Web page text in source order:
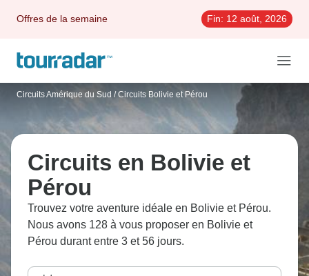
Offres de la semaine Fin: 12 août, 2026
Circuits Amérique du Sud / Circuits Bolivie et Pérou
Circuits en Bolivie et
Pérou
Trouvez votre aventure idéale en Bolivie et Pérou.
Nous avons 128 à vous proposer en Bolivie et
Pérou durant entre 3 et 56 jours.